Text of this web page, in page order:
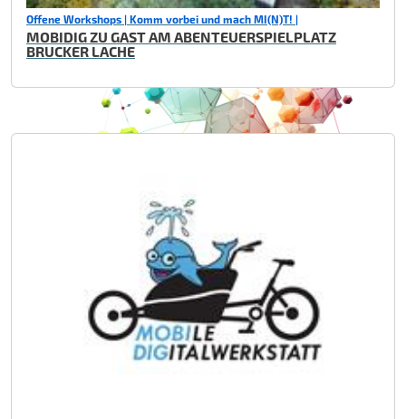
Offene Workshops | Komm vorbei und mach MI(N)T! |
MOBIDIG ZU GAST AM ABENTEUERSPIELPLATZ
BRUCKER LACHE